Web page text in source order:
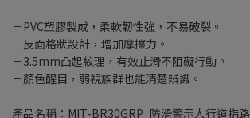
－PVC塑膠製成，柔軟韌性強，不易破裂。
－反面格狀設計，增加摩擦力。
－3.5mm凸起紋理，有效止滑不阻礙行動。
－顏色醒目，弱視族群也能清楚辨識。
產品名稱：MIT-BR30GRP_防滑警示人行道指